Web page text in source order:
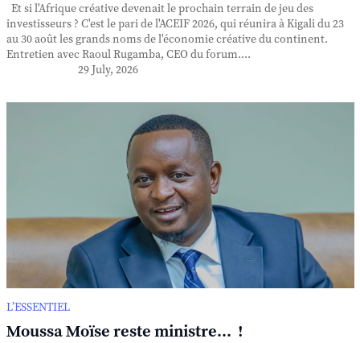
Et si l'Afrique créative devenait le prochain terrain de jeu des
investisseurs ? C'est le pari de l'ACEIF 2026, qui réunira à Kigali du 23
au 30 août les grands noms de l'économie créative du continent.
Entretien avec Raoul Rugamba, CEO du forum....
29 July, 2026
L’ESSENTIEL
Moussa Moïse reste ministre... !